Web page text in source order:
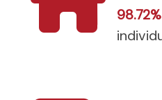
98.72%